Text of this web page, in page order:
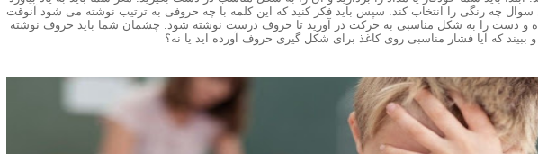
چه رنگی را انتخاب کند. سپس باید فکر کنید که این کلمه با چه حروفی به ترتیب نوشته می شود آنوقت
و دست را به شکل مناسبی به حرکت در آورید تا حروف درست نوشته شود. چشمان شما باید حروف نوشته
ببیند که آیا فشار مناسبی روی کاغذ برای شکل گیری حروف آورده اید یا نه؟